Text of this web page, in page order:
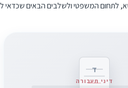
לתחום המשפטי ולשלבים הבאים שכדאי
ד
דיני תעבורה